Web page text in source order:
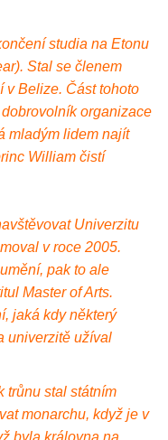
studia na Etonu
Stal se členem
v Belize. Část tohoto
organizace
mladým lidem najít
William čistí
Univerzitu
v roce 2005.
pak to ale
Master of Arts.
jaká kdy některý
univerzitě užíval
trůnu stal státním
monarchu, když je v